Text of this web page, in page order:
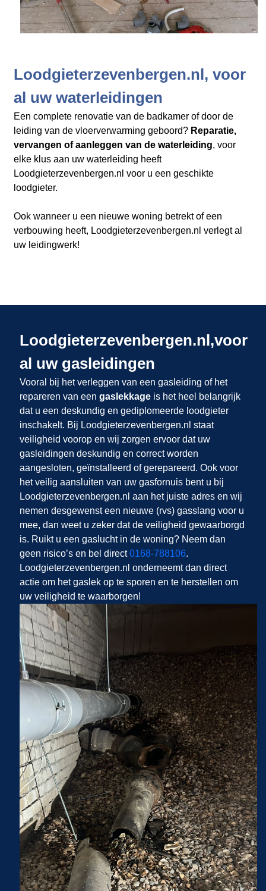
Loodgieterzevenbergen.nl, voor
al uw waterleidingen
Een complete renovatie van de badkamer of door de
leiding van de vloerverwarming geboord? Reparatie,
vervangen of aanleggen van de waterleiding, voor
elke klus aan uw waterleiding heeft
Loodgieterzevenbergen.nl​​​​​​​ voor u een geschikte
loodgieter.
Ook wanneer u een nieuwe woning betrekt of een
verbouwing heeft, Loodgieterzevenbergen.nl verlegt al
uw leidingwerk!
Loodgieterzevenbergen.nl,voor
al uw gasleidingen
Vooral bij het verleggen van een gasleiding of het
repareren van een gaslekkageis het heel belangrijk
dat u een deskundig en gediplomeerde loodgieter
inschakelt. Bij Loodgieterzevenbergen.nl staat
veiligheid voorop en wij zorgen ervoor dat uw
gasleidingen deskundig en correct worden
aangesloten, geïnstalleerd of gerepareerd. Ook voor
het veilig aansluiten van uw gasfornuis bent u bij
Loodgieterzevenbergen.nl aan het juiste adres en wij
nemen desgewenst een nieuwe (rvs) gasslang voor u
mee, dan weet u zeker dat de veiligheid gewaarborgd
is. Ruikt u een gaslucht in de woning? Neem dan
geen risico’s en bel direct0168-788106.
Loodgieterzevenbergen.nl onderneemt dan direct
actie om het gaslek op te sporen en te herstellen om
uw veiligheid te waarborgen!